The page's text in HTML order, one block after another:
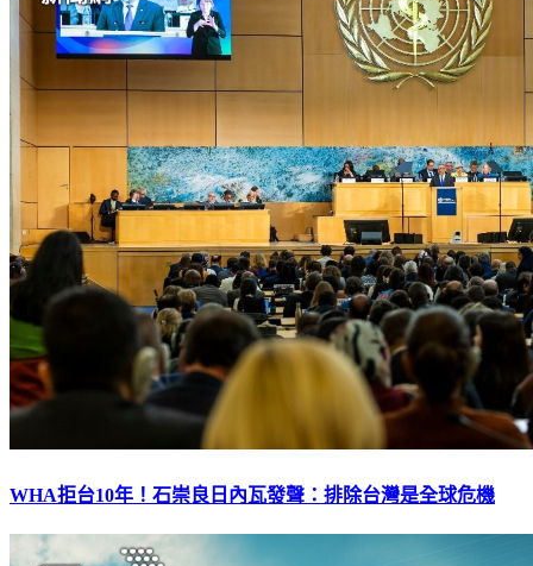
WHA拒台10年！石崇良日內瓦發聲：排除台灣是全球危機